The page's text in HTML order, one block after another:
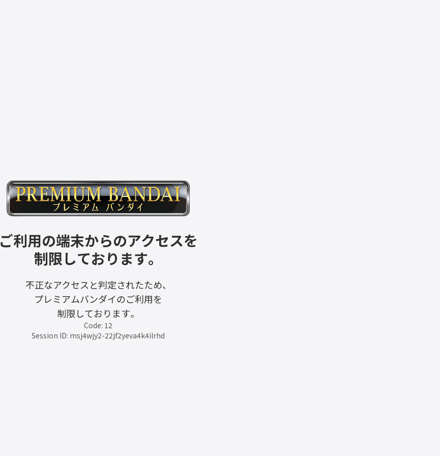
ご利用の端末からのアクセスを
制限しております。
不正なアクセスと判定されたため、
プレミアムバンダイのご利用を
制限しております。
Code: 12
Session ID: msj4wjy2-22jf2yeva4k4ilrhd